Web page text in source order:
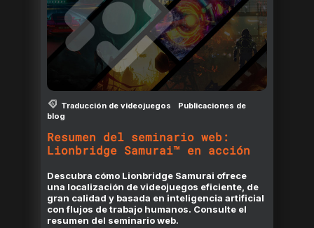
Traducción de videojuegos
Publicaciones de
blog
Resumen del seminario web:
Lionbridge Samurai™ en acción
Descubra cómo Lionbridge Samurai ofrece
una localización de videojuegos eficiente, de
gran calidad y basada en inteligencia artificial
con flujos de trabajo humanos. Consulte el
resumen del seminario web.